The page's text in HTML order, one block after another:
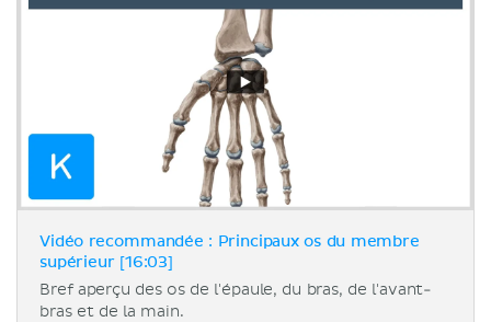
Vidéo recommandée : Principaux os du membre
supérieur [16:03]
Bref aperçu des os de l'épaule, du bras, de l'avant-
bras et de la main.